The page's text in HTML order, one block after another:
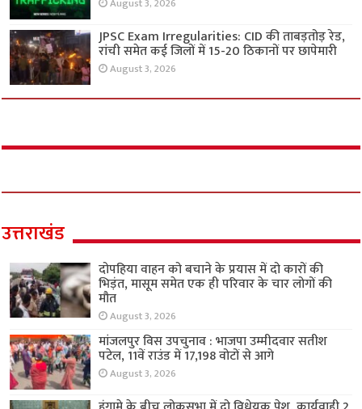
JPSC Exam Irregularities: CID की ताबड़तोड़ रेड,
रांची समेत कई जिलों में 15-20 ठिकानों पर छापेमारी
August 3, 2026
उत्तराखंड
दोपहिया वाहन को बचाने के प्रयास में दो कारों की
भिड़ंत, मासूम समेत एक ही परिवार के चार लोगों की
मौत
August 3, 2026
मांजलपुर विस उपचुनाव : भाजपा उम्मीदवार सतीश
पटेल, 11वें राउंड में 17,198 वोटों से आगे
August 3, 2026